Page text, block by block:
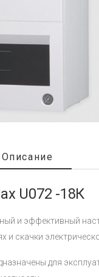
Описание
U072 -18К
и эффективный
и скачки
для